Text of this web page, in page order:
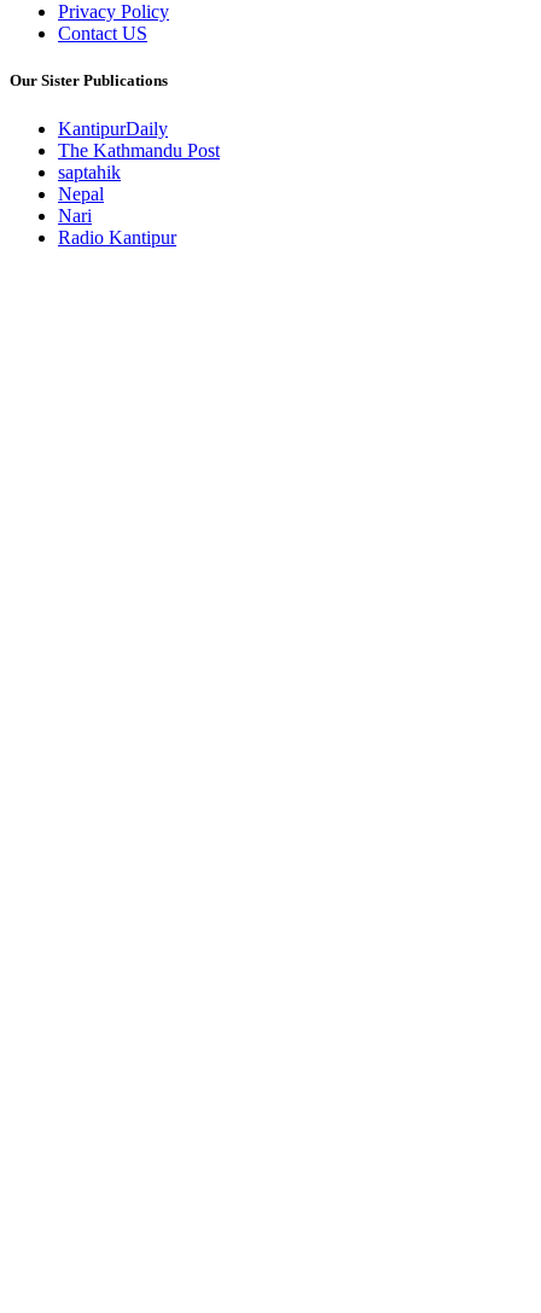
Privacy Policy
Contact US
Our Sister Publications
KantipurDaily
The Kathmandu Post
saptahik
Nepal
Nari
Radio Kantipur